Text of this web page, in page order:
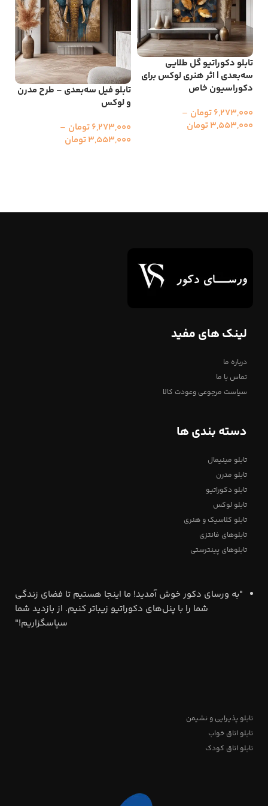
تابلو دکوراتیو گل طلایی
سه‌بعدی | اثر هنری لوکس برای
دکوراسیون خاص
6,273,000تومان –
3,553,000تومان
تابلو فیل سه‌بعدی – طرح مدرن
و لوکس
6,273,000تومان –
3,553,000تومان
لینک های مفید
درباره ما
تماس با ما
سیاست مرجوعی وعودت کالا
دسته بندی ها
تابلو مینیمال
تابلو مدرن
تابلو دکوراتیو
تابلو لوکس
تابلو کلاسیک و هنری
تابلوهای فانتزی
تابلوهای پینترستی
"به ورسای دکور خوش آمدید! ما اینجا هستیم تا فضای زندگی
شما را با پنل‌های دکوراتیو زیباتر کنیم. از بازدید شما
سپاسگزاریم!"
تابلو پذیرایی و نشیمن
تابلو اتاق خواب
تابلو اتاق کودک